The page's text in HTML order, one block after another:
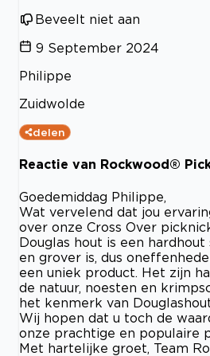
Beveelt niet aan
9 September 2024
Philippe
Zuidwolde
delen
Reactie van Rockwood®
Goedemiddag Philippe,
Wat vervelend dat jou
over onze Cross Over
Douglas hout is een
en grover is, dus
een uniek product. Het zijn
de natuur, noesten en
het kenmerk van
Wij hopen dat u toch de
onze prachtige en populaire
Met hartelijke groet, Team